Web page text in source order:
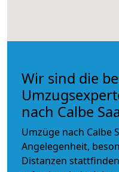
Wir sind die
nach Calbe
Umzüge nach Calbe
Angelegenheit,
Distanzen